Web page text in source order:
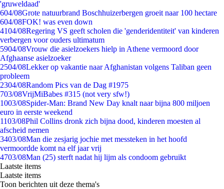
'gruweldaad'
604/08Grote natuurbrand Boschhuizerbergen groeit naar 100 hectare
604/08FOK! was even down
4104/08Regering VS geeft scholen die 'genderidentiteit' van kinderen
verbergen voor ouders ultimatum
5904/08Vrouw die asielzoekers hielp in Athene vermoord door
Afghaanse asielzoeker
2504/08Lekker op vakantie naar Afghanistan volgens Taliban geen
probleem
2304/08Random Pics van de Dag #1975
703/08VrijMiBabes #315 (not very sfw!)
1003/08Spider-Man: Brand New Day knalt naar bijna 800 miljoen
euro in eerste weekend
1103/08Phil Collins dronk zich bijna dood, kinderen moesten al
afscheid nemen
3403/08Man die zesjarig jochie met messteken in het hoofd
vermoordde komt na elf jaar vrij
4703/08Man (25) sterft nadat hij lijm als condoom gebruikt
Laatste items
Laatste items
Toon berichten uit deze thema's